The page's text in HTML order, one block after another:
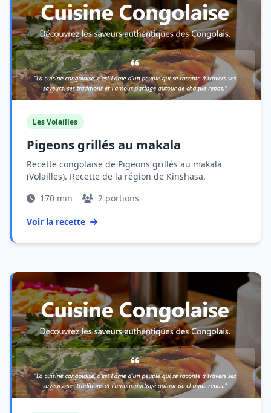
Les Volailles
Pigeons grillés au makala
Recette congolaise de Pigeons grillés au makala
(Volailles). Recette de la région de Kinshasa.
170 min
2 portions
Voir la recette